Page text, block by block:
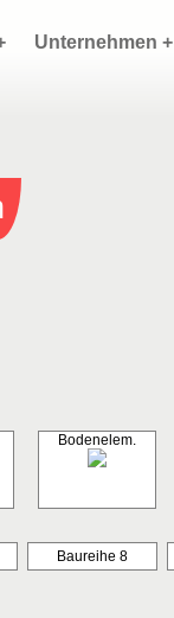
Unternehmen +
Bodenelem.
Baureihe 8